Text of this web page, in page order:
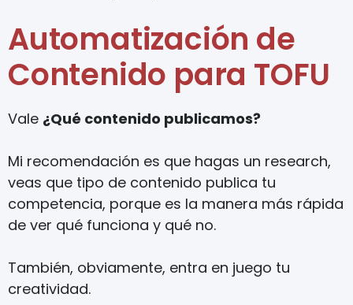
Automatización de
Contenido para TOFU
Vale ¿Qué contenido publicamos?
Mi recomendación es que hagas un research,
veas que tipo de contenido publica tu
competencia, porque es la manera más rápida
de ver qué funciona y qué no.
También, obviamente, entra en juego tu
creatividad.